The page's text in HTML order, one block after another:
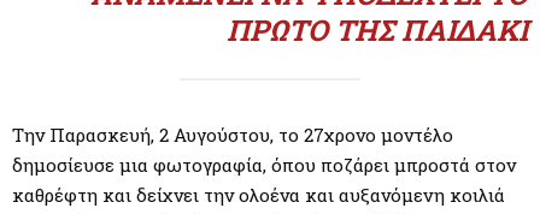
N
U
ΠΡΏΤΟ ΤΗΣ ΠΑΙΔΆΚΙ
Την Παρασκευή, 2 Αυγούστου, το 27χρονο μοντέλο
δημοσίευσε μια φωτογραφία, όπου ποζάρει μπροστά στον
καθρέφτη και δείχνει την ολοένα και αυξανόμενη κοιλιά